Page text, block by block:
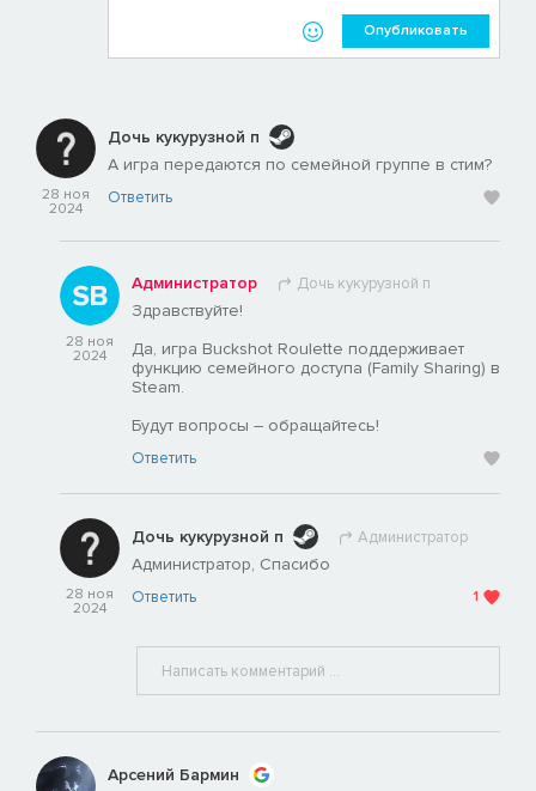
Опубликовать
28 ноя
2024
Дочь кукурузной п
А игра передаются по семейной группе в стим?
Ответить
28 ноя
2024
Администратор Дочь кукурузной п
Здравствуйте!
Да, игра Buckshot Roulette поддерживает
функцию семейного доступа (Family Sharing) в
Steam.
Будут вопросы – обращайтесь!
Ответить
28 ноя
2024
Дочь кукурузной п Администратор
Администратор, Спасибо
Ответить 1
Арсений Бармин